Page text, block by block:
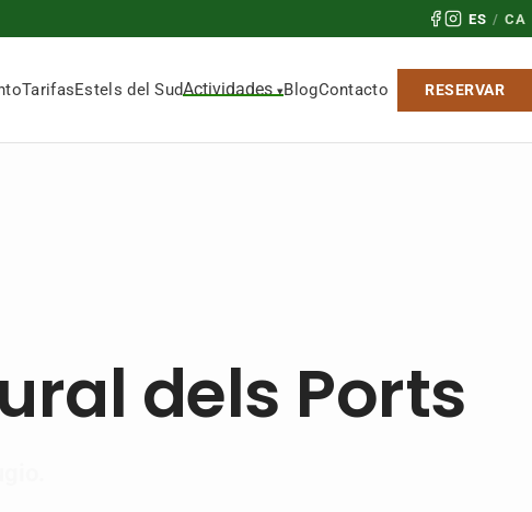
ES / CA
TarifasEstels del SudActividades BlogContacto RESERVAR
dels Ports